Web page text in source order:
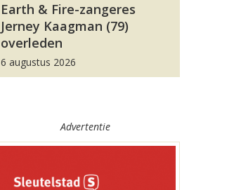
Earth & Fire-zangeres
Jerney Kaagman (79)
overleden
6 augustus 2026
Advertentie